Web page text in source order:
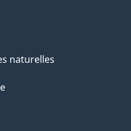
naturelles